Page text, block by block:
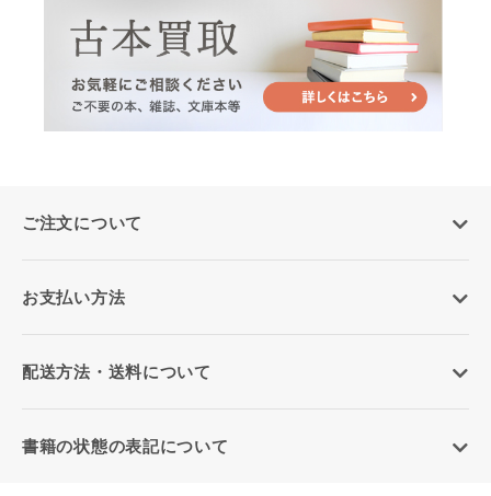
ご注文について
お支払い方法
配送方法・送料について
書籍の状態の表記について